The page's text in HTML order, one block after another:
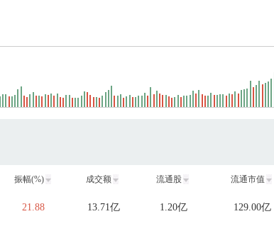
振幅(%) 成交额 流通股 流通市值
21.88 13.71亿 1.20亿 129.00亿